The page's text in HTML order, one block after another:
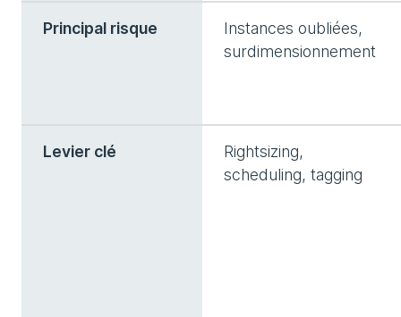
Principal risque
Instances oubliées,
surdimensionnement
Levier clé
Rightsizing,
scheduling, tagging